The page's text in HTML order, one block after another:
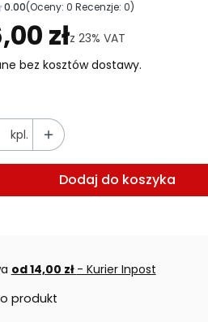
0.00(Oceny: 0 Recenzje: 0)
Przejdź do sekcji Opinie
złz 23% VAT
bez kosztów dostawy.
kpl.
Dodaj do koszyka
od 14,00 zł - Kurier Inpost
produkt